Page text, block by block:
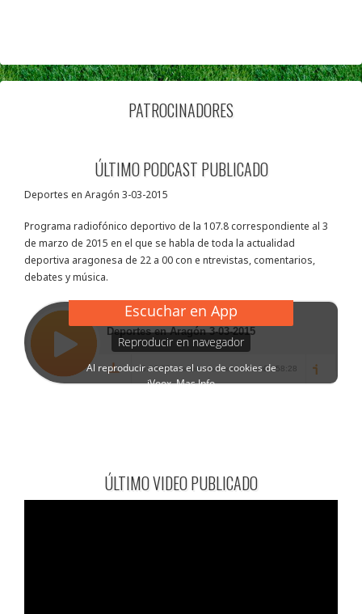
PATROCINADORES
ÚLTIMO PODCAST PUBLICADO
Deportes en Aragón 3-03-2015
Programa radiofónico deportivo de la 107.8 correspondiente al 3
de marzo de 2015 en el que se habla de toda la actualidad
deportiva aragonesa de 22 a 00 con e ntrevistas, comentarios,
debates y música.
ÚLTIMO VIDEO PUBLICADO